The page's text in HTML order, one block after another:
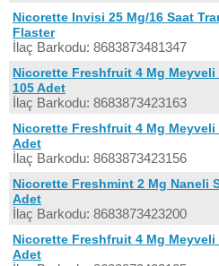
Nicorette Invisi 25 Mg/16 Saat
Flaster
İlaç Barkodu: 8683873481347
Nicorette Freshfruit 4 Mg Meyveli
105 Adet
İlaç Barkodu: 8683873423163
Nicorette Freshfruit 4 Mg Meyveli
Adet
İlaç Barkodu: 8683873423156
Nicorette Freshmint 2 Mg Naneli
Adet
İlaç Barkodu: 8683873423200
Nicorette Freshfruit 4 Mg Meyveli
Adet